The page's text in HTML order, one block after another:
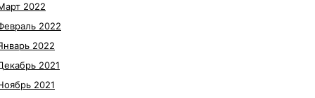
2022
2022
2022
2021
2021